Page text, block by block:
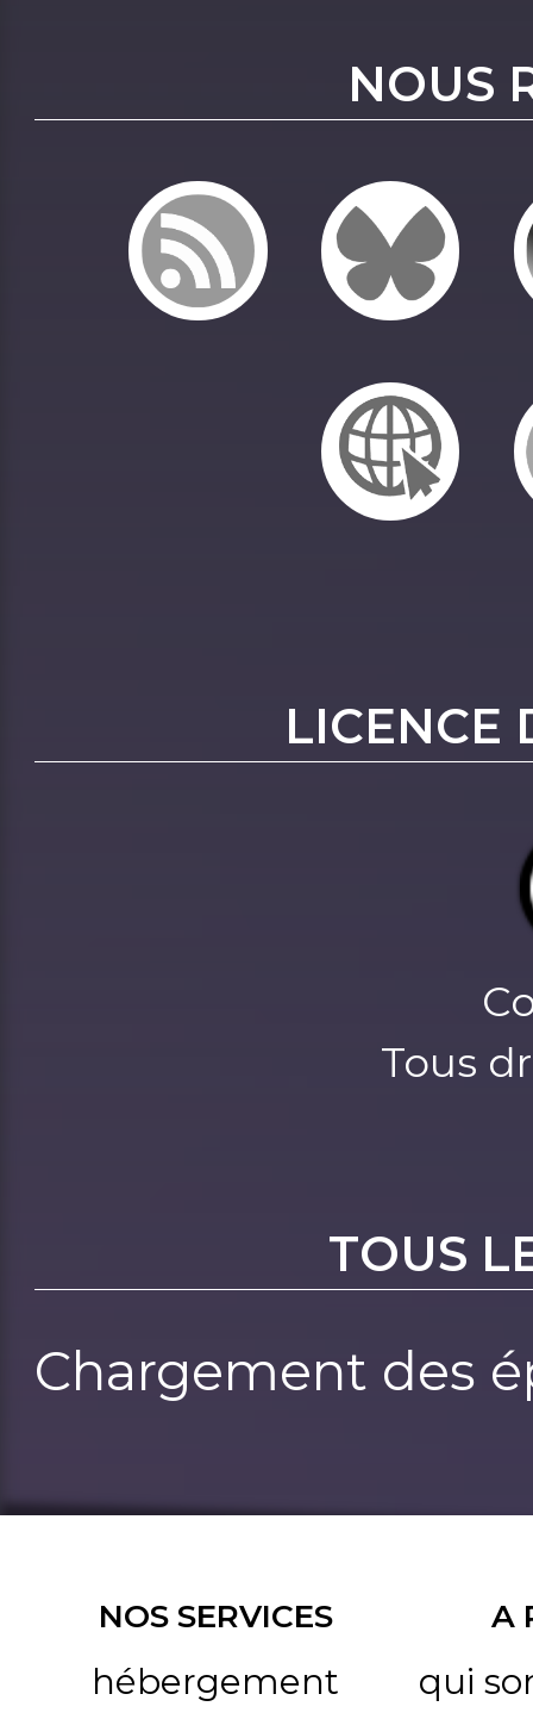
NOUS
LICENCE
Tous
TOUS
Chargement des
NOS SERVICES
hébergement
A
qui